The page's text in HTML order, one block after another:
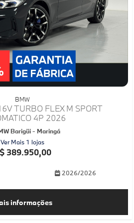
BMW
TURBO FLEX M SPORT
4P 2026
Barigüi - Maringá
Ver Mais 1 lojas
389.950,00
2026/2026
informações